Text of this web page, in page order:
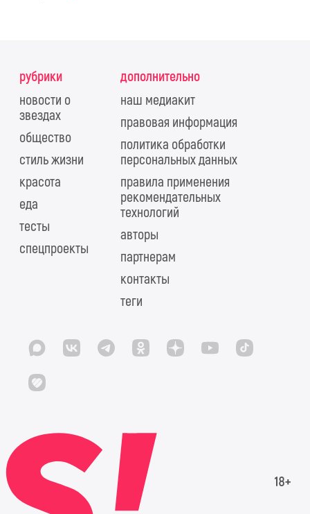
рубрики
новости о
звездах
общество
стиль жизни
красота
еда
тесты
спецпроекты
дополнительно
наш медиакит
правовая информация
политика обработки
персональных данных
правила применения
рекомендательных
технологий
авторы
партнерам
контакты
теги